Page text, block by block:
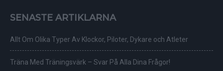
SENASTE ARTIKLARNA
Allt Om Olika Typer Av Klockor, Piloter, Dykare och Atleter
Träna Med Träningsvärk – Svar På Alla Dina Frågor!